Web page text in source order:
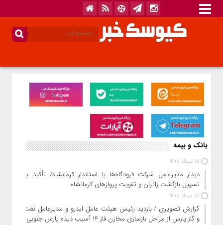
بانک و بیمه
15 مرداد 1405
دیدار مدیرعامل شرکت فرودگاه‌ها با استاندار کرمانشاه/ تأکید بر
تسهیل بازگشت زائران و تقویت پروازهای کرمانشاه
15 مرداد 1405
گزارش تصویری / بازدید رئیس هیئت عامل ایدرو و مدیرعامل نفت
و گاز پارس از مراحل بازسازی مخازن فاز ۱۴ آسیب دیده پارس جنوبی